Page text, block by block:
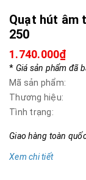
Quạt hút âm
250
1.740.000₫
* Giá sản phẩm đã
Mã sản phẩm:
Thương hiệu:
Tình trạng:
Giao hàng toàn
Xem chi tiết